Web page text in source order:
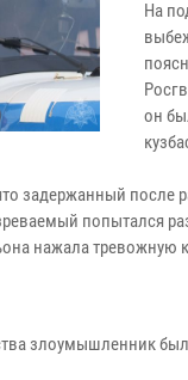
На
он
задержанный после
попытался
нажала
злоумышленник